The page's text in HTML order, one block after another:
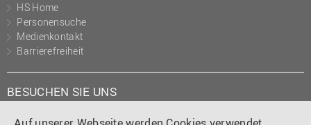
HS Home
Personensuche
Medienkontakt
Barrierefreiheit
BESUCHEN SIE UNS